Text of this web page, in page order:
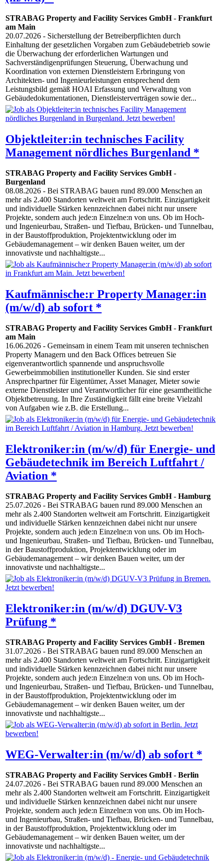
STRABAG Property and Facility Services GmbH- Frankfurt
am Main
20.07.2026 - Sicherstellung der Betreiberpflichten durch
Einhaltung der gesetzlichen Vorgaben zum Gebäudebetrieb sowie
die Überwachung der erforderlichen Wartungen und
Sachverständigenprüfungen Steuerung, Überwachung und
Koordination von externen Dienstleistern Erbringung von
Architekten- und Ingenieurleistungen entsprechend dem
Leistungsbild gemäß HOAI Erfassung und Verwaltung von
Gebäudedokumentationen, Dienstleisterverträgen sowie der...
Objektleiter:in technisches Facility
Management nördliches Burgenland *
STRABAG Property and Facility Services GmbH-
Burgenland
08.08.2026 - Bei STRABAG bauen rund 89.000 Menschen an
mehr als 2.400 Standorten weltweit am Fortschritt. Einzigartigkeit
und individuelle Stärken kennzeichnen dabei nicht nur unsere
Projekte, sondern auch jede:n Einzelne:n von uns. Ob im Hoch-
und Ingenieurbau, Straßen- und Tiefbau, Brücken- und Tunnelbau,
in der Baustoffproduktion, Projektentwicklung oder im
Gebäudemanagement – wir denken Bauen weiter, um der
innovativste und nachhaltigste...
Kaufmännische:r Property Manager:in
(m/w/d) ab sofort *
STRABAG Property and Facility Services GmbH- Frankfurt
am Main
16.06.2026 - Gemeinsam in einem Team mit unseren technischen
Property Managern und den Back Offices betreuen Sie
eigenverantwortlich spannende und anspruchsvolle
Gewerbeimmobilien institutioneller Kunden. Sie sind erster
Ansprechpartner für Eigentümer, Asset Manager, Mieter sowie
externe Dienstleister und Verantwortlicher für eine gesamtheitliche
Objektbetreuung. In Ihre Zuständigkeit fällt eine breite Vielzahl
von Aufgaben wie z.B. die Erstellung...
Elektroniker:in (m/w/d) für Energie- und
Gebäudetechnik im Bereich Luftfahrt /
Aviation *
STRABAG Property and Facility Services GmbH- Hamburg
25.07.2026 - Bei STRABAG bauen rund 89.000 Menschen an
mehr als 2.400 Standorten weltweit am Fortschritt. Einzigartigkeit
und individuelle Stärken kennzeichnen dabei nicht nur unsere
Projekte, sondern auch jede:n Einzelne:n von uns. Ob im Hoch-
und Ingenieurbau, Straßen- und Tiefbau, Brücken- und Tunnelbau,
in der Baustoffproduktion, Projektentwicklung oder im
Gebäudemanagement – wir denken Bauen weiter, um der
innovativste und nachhaltigste...
Elektroniker:in (m/w/d) DGUV-V3
Prüfung *
STRABAG Property and Facility Services GmbH- Bremen
31.07.2026 - Bei STRABAG bauen rund 89.000 Menschen an
mehr als 2.400 Standorten weltweit am Fortschritt. Einzigartigkeit
und individuelle Stärken kennzeichnen dabei nicht nur unsere
Projekte, sondern auch jede:n Einzelne:n von uns. Ob im Hoch-
und Ingenieurbau, Straßen- und Tiefbau, Brücken- und Tunnelbau,
in der Baustoffproduktion, Projektentwicklung oder im
Gebäudemanagement – wir denken Bauen weiter, um der
innovativste und nachhaltigste...
WEG-Verwalter:in (m/w/d) ab sofort *
STRABAG Property and Facility Services GmbH- Berlin
24.07.2026 - Bei STRABAG bauen rund 89.000 Menschen an
mehr als 2.400 Standorten weltweit am Fortschritt. Einzigartigkeit
und individuelle Stärken kennzeichnen dabei nicht nur unsere
Projekte, sondern auch jede:n Einzelne:n von uns. Ob im Hoch-
und Ingenieurbau, Straßen- und Tiefbau, Brücken- und Tunnelbau,
in der Baustoffproduktion, Projektentwicklung oder im
Gebäudemanagement – wir denken Bauen weiter, um der
innovativste und nachhaltigste...